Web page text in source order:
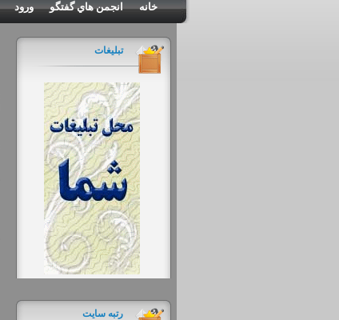
خانه انجمن هاي گفتگو ورود
تبلیغات
رتبه سایت